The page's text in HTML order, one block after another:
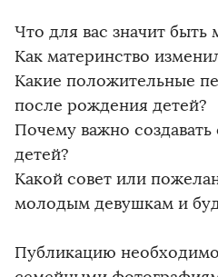
Что для вас значит быть
Как материнство
Какие положительные
после рождения детей?
Почему важно
детей?
Какой совет или
молодым девушкам и
Публикацию